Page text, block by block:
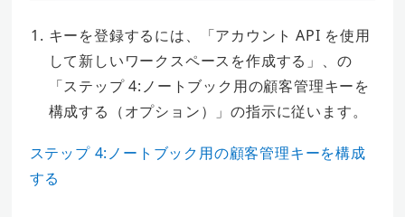
キーを登録するには、「アカウント API を使用
して新しいワークスペースを作成する」、の
「ステップ 4:ノートブック用の顧客管理キーを
構成する（オプション）」の指示に従います。
ステップ 4:ノートブック用の顧客管理キーを構成
する